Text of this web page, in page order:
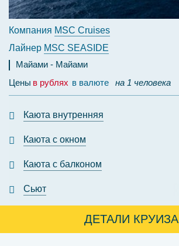
Компания MSC Cruises
Лайнер MSC SEASIDE
Майами
Майами
Цены в рублях в валюте на 1 человека
Каюта внутренняя
Каюта с окном
Каюта с балконом
Сьют
ДЕТАЛИ КРУИЗА